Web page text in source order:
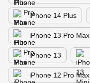
iPhone 14 Plus
iPhone 13 Pro Max
iPhone 13
iPhone 12 Pro Max